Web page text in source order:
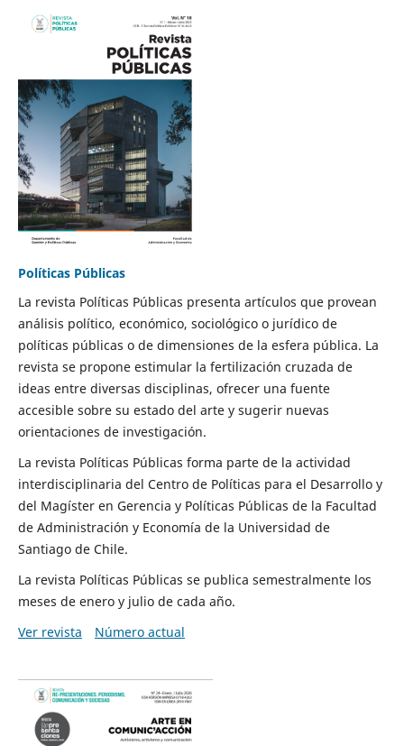
Políticas Públicas
La revista Políticas Públicas presenta artículos que provean
análisis político, económico, sociológico o jurídico de
políticas públicas o de dimensiones de la esfera pública. La
revista se propone estimular la fertilización cruzada de
ideas entre diversas disciplinas, ofrecer una fuente
accesible sobre su estado del arte y sugerir nuevas
orientaciones de investigación.
La revista Políticas Públicas forma parte de la actividad
interdisciplinaria del Centro de Políticas para el Desarrollo y
del Magíster en Gerencia y Políticas Públicas de la Facultad
de Administración y Economía de la Universidad de
Santiago de Chile.
La revista Políticas Públicas se publica semestralmente los
meses de enero y julio de cada año.
Ver revista
Número actual